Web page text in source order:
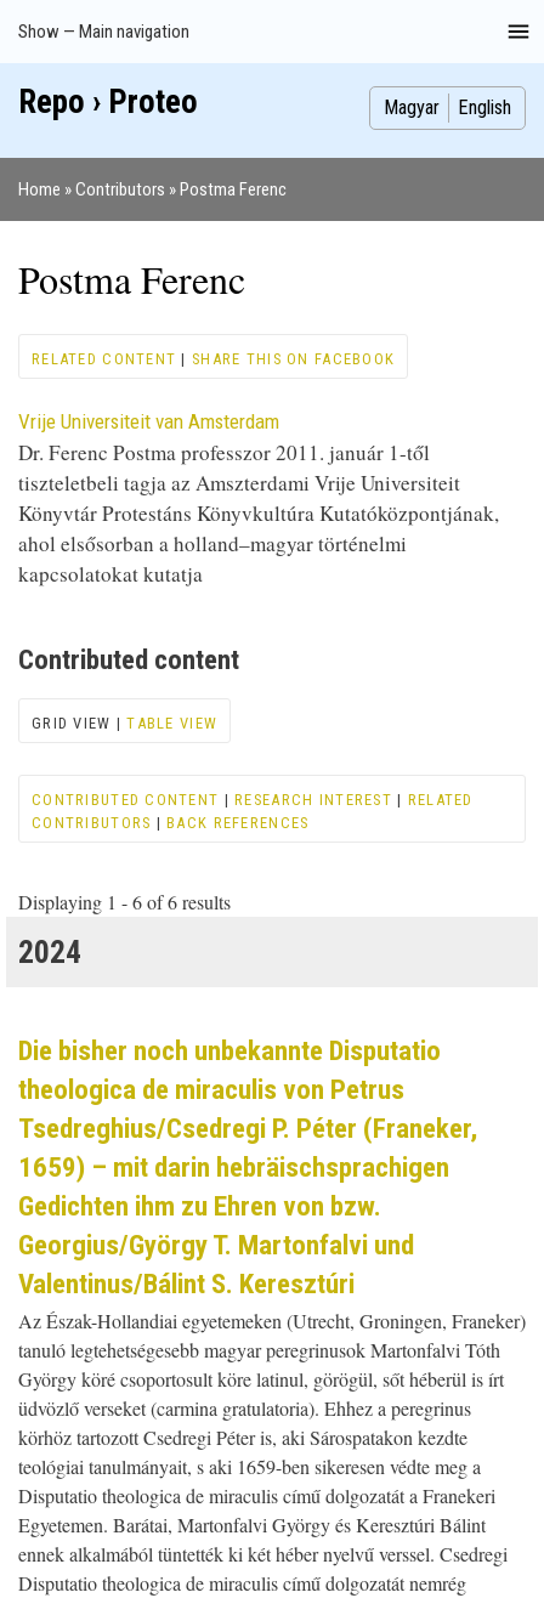
Main
navigation
Show — Main navigation
Index
Publications
Theses
Images
Contributors
Repo › Proteo Magyar English
Home Contributors Postma Ferenc
Postma Ferenc
RELATED CONTENT | SHARE THIS ON FACEBOOK
Vrije Universiteit van Amsterdam
Dr. Ferenc Postma professzor 2011. január 1-től
tiszteletbeli tagja az Amszterdami Vrije Universiteit
Könyvtár Protestáns Könyvkultúra Kutatóközpontjának,
ahol elsősorban a holland–magyar történelmi
kapcsolatokat kutatja
Contributed content
GRID VIEW |TABLE VIEW
CONTRIBUTED CONTENT |RESEARCH INTEREST | RELATED
CONTRIBUTORS |BACK REFERENCES
Displaying 1 - 6 of 6 results
2024
Die bisher noch unbekannte Disputatio
theologica de miraculis von Petrus
Tsedreghius/Csedregi P. Péter (Franeker,
1659) – mit darin hebräischsprachigen
Gedichten ihm zu Ehren von bzw.
Georgius/György T. Martonfalvi und
Valentinus/Bálint S. Keresztúri
Az Észak-Hollandiai egyetemeken (Utrecht, Groningen, Franeker)
tanuló legtehetségesebb magyar peregrinusok Martonfalvi Tóth
György köré csoportosult köre latinul, görögül, sőt héberül is írt
üdvözlő verseket (carmina gratulatoria). Ehhez a peregrinus
körhöz tartozott Csedregi Péter is, aki Sárospatakon kezdte
teológiai tanulmányait, s aki 1659-ben sikeresen védte meg a
Disputatio theologica de miraculis című dolgozatát a Franekeri
Egyetemen. Barátai, Martonfalvi György és Keresztúri Bálint
ennek alkalmából tüntették ki két héber nyelvű verssel. Csedregi
Disputatio theologica de miraculis című dolgozatát nemrég